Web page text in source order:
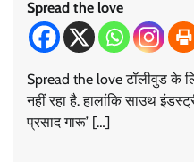
Spread the love
Spread the love टॉलीवुड के
नहीं रहा है. हालांकि साउथ
प्रसाद गारू’ […]